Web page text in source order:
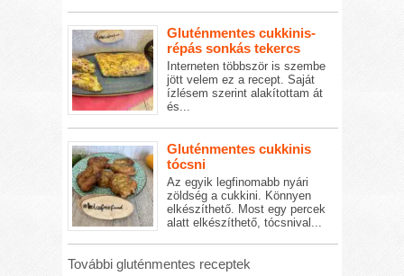
Gluténmentes cukkinis-
répás sonkás tekercs
Interneten többször is szembe
jött velem ez a recept. Saját
ízlésem szerint alakítottam át
és...
Gluténmentes cukkinis
tócsni
Az egyik legfinomabb nyári
zöldség a cukkini. Könnyen
elkészíthető. Most egy percek
alatt elkészíthető, tócsnival...
További gluténmentes receptek